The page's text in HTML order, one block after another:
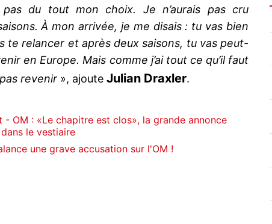
du tout mon choix. Je n’aurais pas cru
À mon arrivée, je me disais : tu vas bien
te relancer et après deux saisons, tu vas peut-
en Europe. Mais comme j’ai tout ce qu’il faut
revenir », ajoute Julian Draxler.
- OM : «Le chapitre est clos», la grande annonce
le vestiaire
une grave accusation sur l'OM !